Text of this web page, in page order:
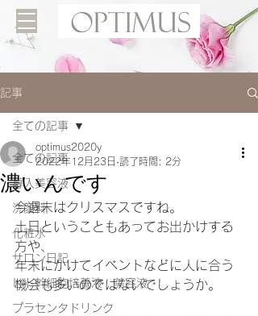
記事
全ての記事
導入美容液
洗顔料
化粧水
サロン日記
ヒト幹細胞培養液 美容液
プラセンタドリンク
全ての記事
濃いんです
optimus2020y
2022年12月23日 読了時間: 2分
今週末はクリスマスですね。
土日ということもあってお出かけする
方や、
年末にかけてイベントなどに人に合う
機会も多いのではないでしょうか。